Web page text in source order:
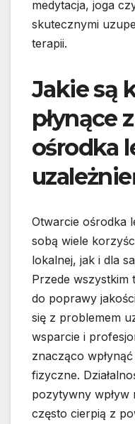
medytacja, joga
skutecznymi
terapii.
Jakie są
płynące
ośrodka
Otwarcie ośrodka
sobą wiele
lokalnej, jak i dla
Przede wszystkim
do poprawy
się z problemem
wsparcie i
znacząco
fizyczne.
pozytywny wpływ
często cierpią z